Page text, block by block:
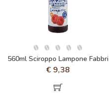
560ml Sciroppo Lampone Fabbri
€ 9,38